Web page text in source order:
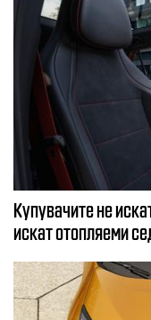
Купувачите не
искат отопляеми